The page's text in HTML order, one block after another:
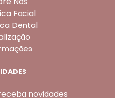
Facial
Dental
novidades